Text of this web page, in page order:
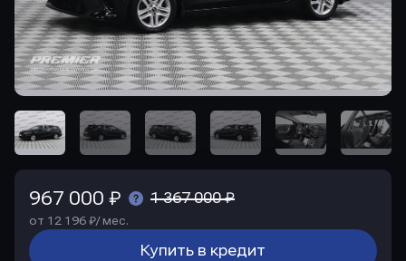
967 000 ₽ 1 367 000 ₽
от 12 196 ₽/ мес.
Купить в кредит